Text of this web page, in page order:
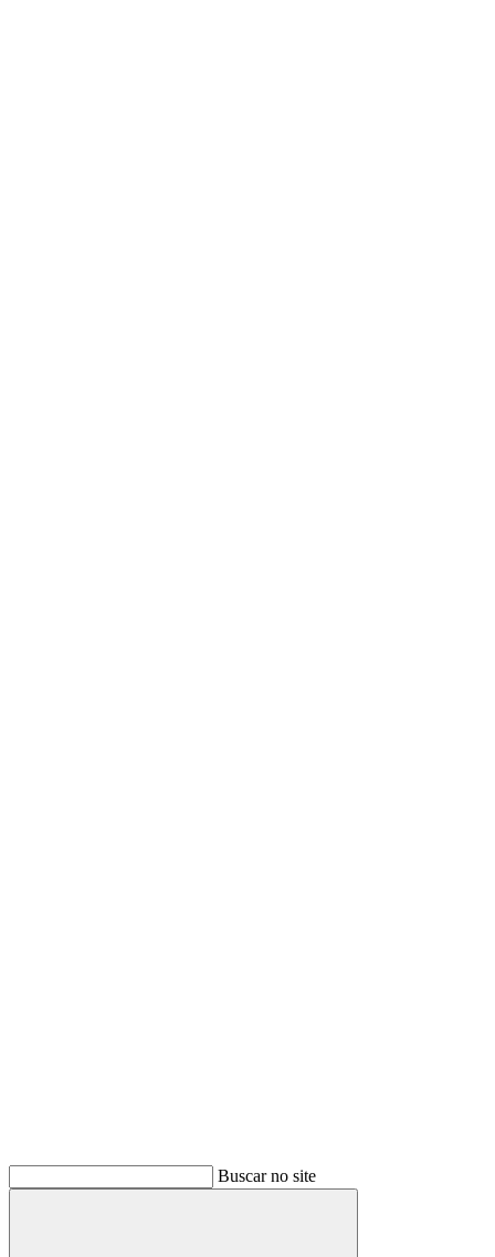
Buscar no site